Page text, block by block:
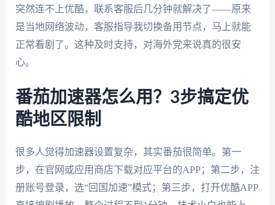
突然连不上优酷，联系客服后几分钟就解决了——原来
是当地网络波动，客服指导我切换备用节点，马上就能
正常看剧了。这种及时支持，对海外党来说真的很安
心。
番茄加速器怎么用？3步搞定优
酷地区限制
很多人觉得加速器设置复杂，其实番茄很简单。第一
步，在官网或应用商店下载对应平台的APP；第二步，注
册账号登录，选“回国加速”模式；第三步，打开优酷APP